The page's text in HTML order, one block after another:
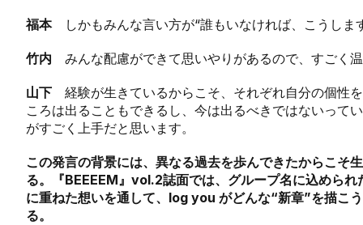
福本しかもみんな言い方が“誰もいなければ、こうしま
竹内 みんな配慮ができて思いやりがあるので、すごく
山下 経験が生きているからこそ、それぞれ自分の個性
ころは出ることもできるし、今は出るべきではないって
がすごく上手だと思います。
この発言の背景には、異なる過去を歩んできたからこそ
る。『BEEEEM』vol.2誌面では、グループ名に込めら
に重ねた想いを通して、log you がどんな“新章”を描こ
る。